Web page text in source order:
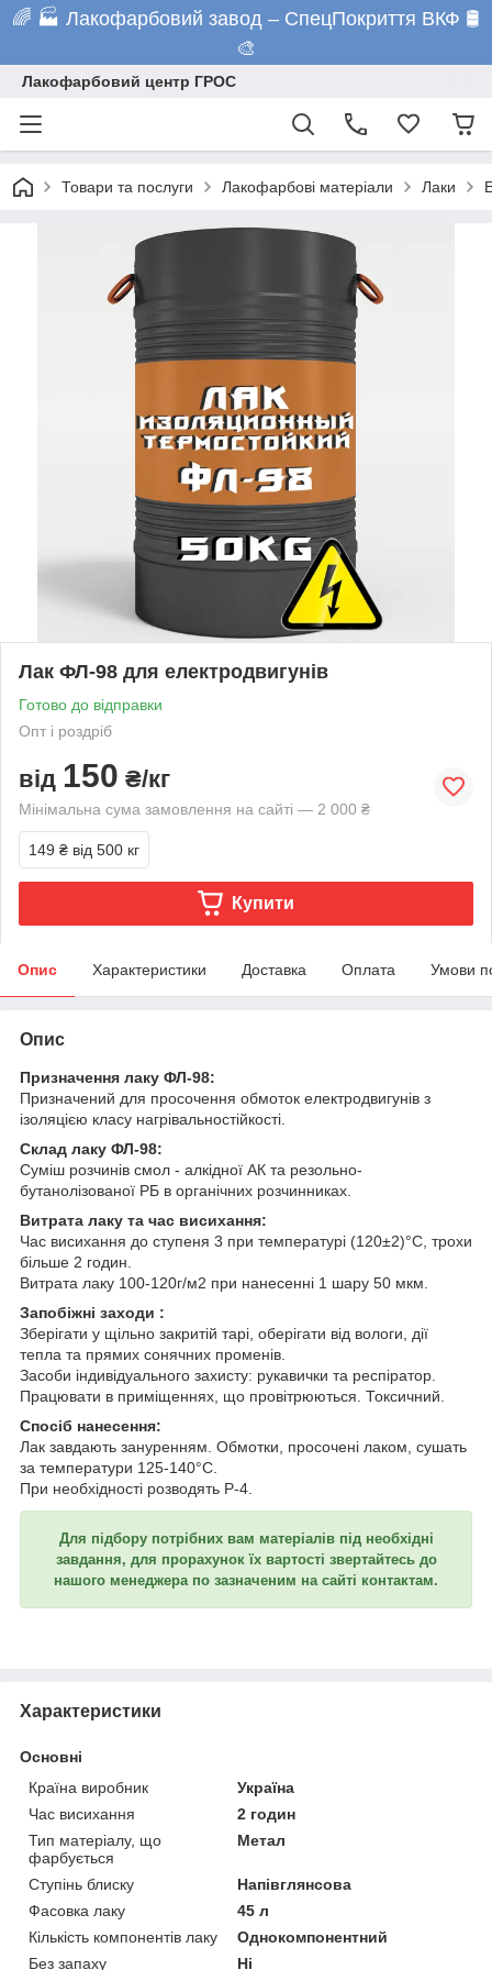
🌈 🏭 Лакофарбовий завод – СпецПокриття ВКФ 🛢️
🎨
Лакофарбовий центр ГРОС
Товари та послуги Лакофарбові матеріали Лаки
Лак ФЛ-98 для електродвигунів
Готово до відправки
Опт і роздріб
від 150 ₴/кг
Мінімальна сума замовлення на сайті — 2 000 ₴
149 ₴ від 500 кг
Купити
Опис Характеристики Доставка Оплата Умови
Опис
Призначення лаку ФЛ-98:
Призначений для просочення обмоток електродвигунів з
ізоляцією класу нагрівальностійкості.
Склад лаку ФЛ-98:
Суміш розчинів смол - алкідної АК та резольно-
бутанолізованої РБ в органічних розчинниках.
Витрата лаку та час висихання:
Час висихання до ступеня 3 при температурі (120±2)°С, трохи
більше 2 годин.
Витрата лаку 100-120г/м2 при нанесенні 1 шару 50 мкм.
Запобіжні заходи :
Зберігати у щільно закритій тарі, оберігати від вологи, дії
тепла та прямих сонячних променів.
Засоби індивідуального захисту: рукавички та респіратор.
Працювати в приміщеннях, що провітрюються. Токсичний.
Спосіб нанесення:
Лак завдають зануренням. Обмотки, просочені лаком, сушать
за температури 125-140°С.
При необхідності розводять Р-4.
Для підбору потрібних вам матеріалів під необхідні
завдання, для прорахунок їх вартості звертайтесь до
нашого менеджера по зазначеним на сайті контактам.
Характеристики
Основні
Країна виробник
Україна
Час висихання
2 годин
Тип матеріалу, що
фарбується
Метал
Ступінь блиску
Напівглянсова
Фасовка лаку
45 л
Кількість компонентів лаку
Однокомпонентний
Без запаху
Ні